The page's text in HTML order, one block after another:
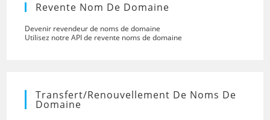
Revente Nom De Domaine
Devenir revendeur de noms de domaine
Utilisez notre API de revente noms de domaine
Transfert/renouvellement De Noms De
Domaine